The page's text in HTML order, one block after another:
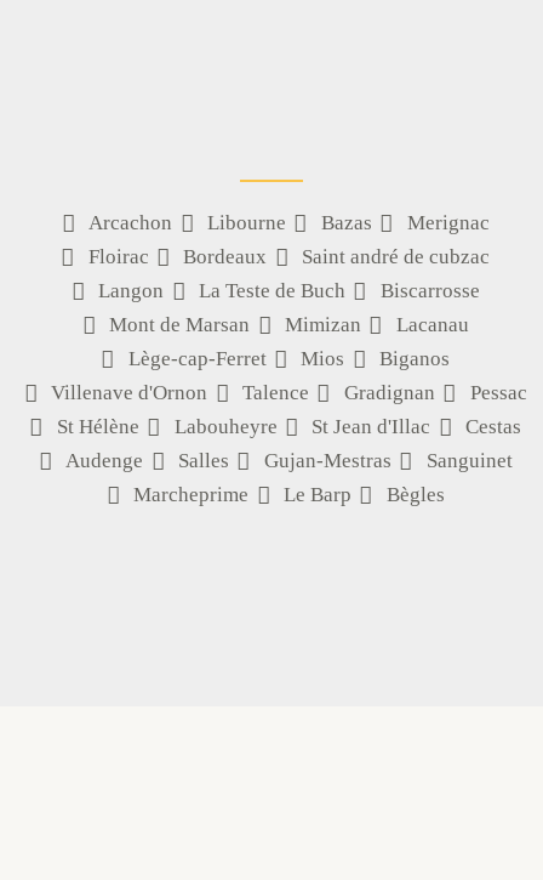
Arcachon Libourne Bazas
Merignac
Floirac
Bordeaux
Saint andré de cubzac
Langon
La Teste de Buch
Biscarrosse
Mont de Marsan
Mimizan
Lacanau
Lège-cap-Ferret
Mios
Biganos
Villenave d'Ornon
Talence Gradignan
Pessac
St Hélène
Labouheyre St Jean d'Illac
Cestas
Audenge
Salles Gujan-Mestras
Sanguinet
Marcheprime
Le Barp Bègles